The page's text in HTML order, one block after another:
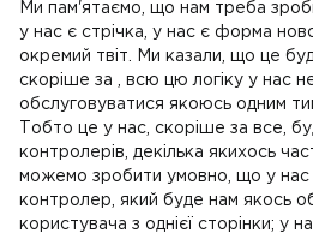
Ми пам'ятаємо, що нам треба
у нас є стрічка, у нас є форма
окремий твіт. Ми казали, що це
скоріше за , всю цю логіку у нас
обслуговуватися якоюсь одним
Тобто це у нас, скоріше за все,
контролерів, декілька якихось
можемо зробити умовно, що у нас
контролер, який буде нам якось
користувача з однієї сторінки; у